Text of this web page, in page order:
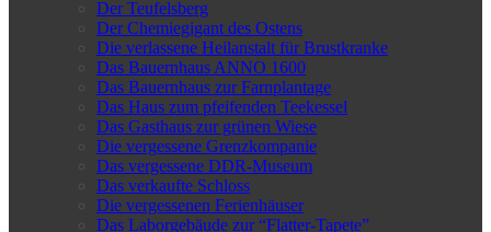
Der Teufelsberg
Der Chemiegigant des Ostens
Die verlassene Heilanstalt für Brustkranke
Das Bauernhaus ANNO 1600
Das Bauernhaus zur Farnplantage
Das Haus zum pfeifenden Teekessel
Das Gasthaus zur grünen Wiese
Die vergessene Grenzkompanie
Das vergessene DDR-Museum
Das verkaufte Schloss
Die vergessenen Ferienhäuser
Das Laborgebäude zur “Flatter-Tapete”